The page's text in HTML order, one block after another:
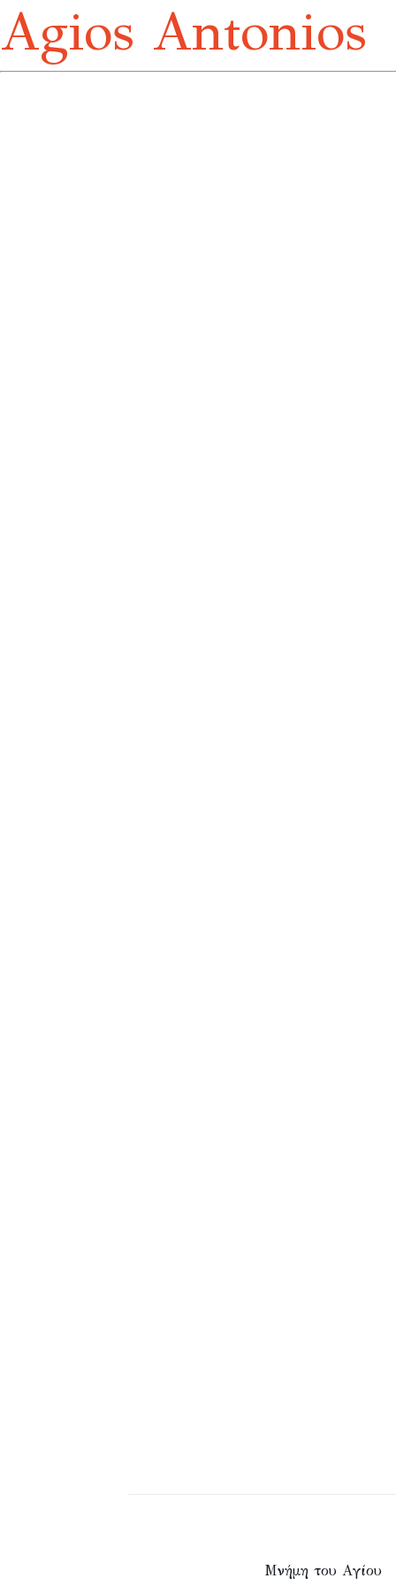
Agios Antonios
Μνήμη του Aγίου